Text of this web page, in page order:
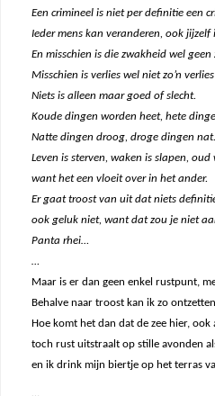
Een crimineel is niet per definitie een
Ieder mens kan veranderen, ook
En misschien is die zwakheid wel
Misschien is verlies wel niet zo’n
Niets is alleen maar goed of slecht.
Koude dingen worden heet, hete
Natte dingen droog, droge dingen nat.
Leven is sterven, waken is slapen,
want het een vloeit over in het ander.
Er gaat troost van uit dat niets
ook geluk niet, want dat zou je niet
Panta rhei…
…
Maar is er dan geen enkel rustpunt,
Behalve naar troost kan ik zo
Hoe komt het dan dat de zee hier,
toch rust uitstraalt op stille avonden
en ik drink mijn biertje op het terras